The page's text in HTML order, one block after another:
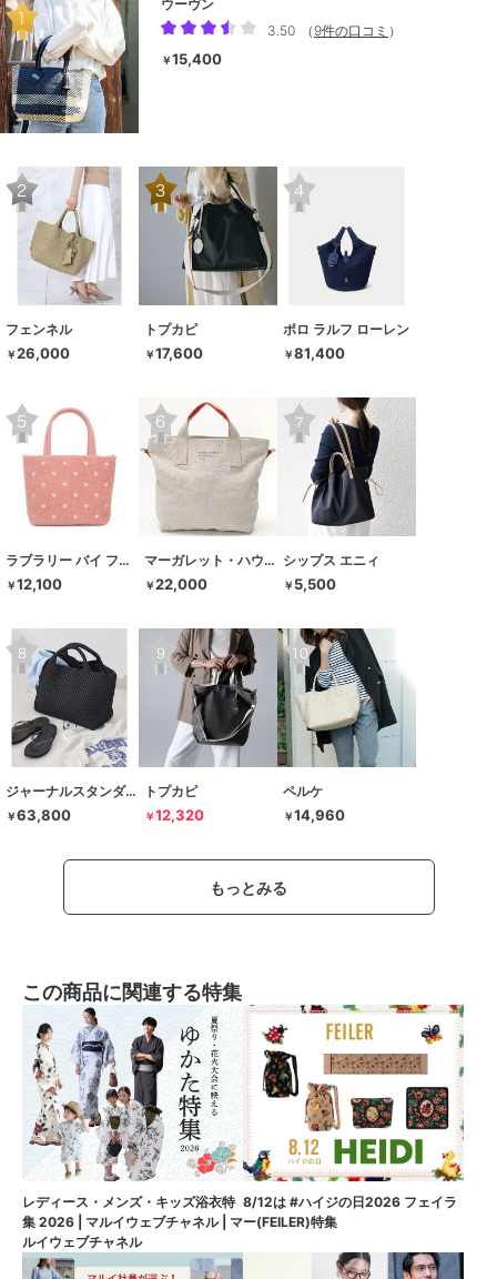
ウーヴン
3.50
（ 9件の口コミ ）
￥15,400
フェンネル
￥26,000
トプカピ
￥17,600
ポロ ラルフ ローレン
￥81,400
ラブラリー バイ フェイラー
￥12,100
マーガレット・ハウエル アイデア
￥22,000
シップス エニィ
￥ 5,500
ジャーナルスタンダード レサージュ
￥63,800
トプカピ
￥12,320
ペルケ
￥14,960
もっとみる
この商品に関連する特集
レディース・メンズ・キッズ浴衣特
集 2026 | マルイウェブチャネル | マ
ルイウェブチャネル
8/12は #ハイジの日2026 フェイラ
ー(FEILER)特集